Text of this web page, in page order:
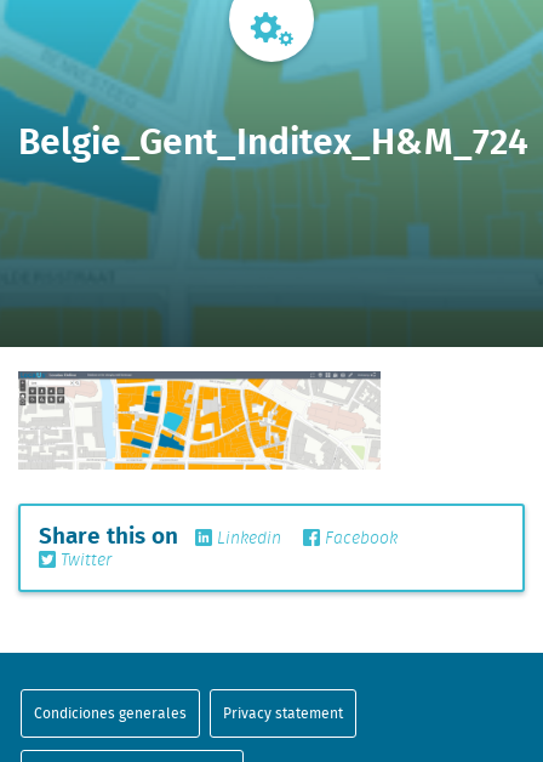
Belgie_Gent_Inditex_H&M_724
Share this on Linkedin
Facebook
Twitter
Condiciones generales Privacy statement